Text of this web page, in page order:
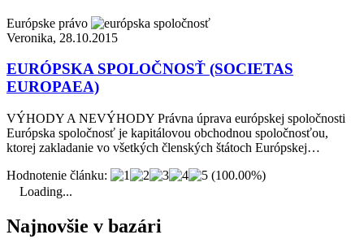
Európske právo
Veronika, 28.10.2015
EURÓPSKA SPOLOČNOSŤ (SOCIETAS
EUROPAEA)
VÝHODY A NEVÝHODY Právna úprava európskej spoločnosti
Európska spoločnosť je kapitálovou obchodnou spoločnosťou,
ktorej zakladanie vo všetkých členských štátoch Európskej…
Hodnotenie článku:
(100.00%)
Loading...
Najnovšie v bazári